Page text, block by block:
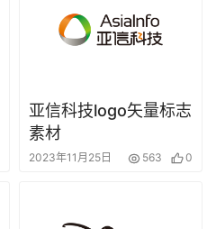
亚信科技logo矢量标志
素材
2023年11月25日 563 0